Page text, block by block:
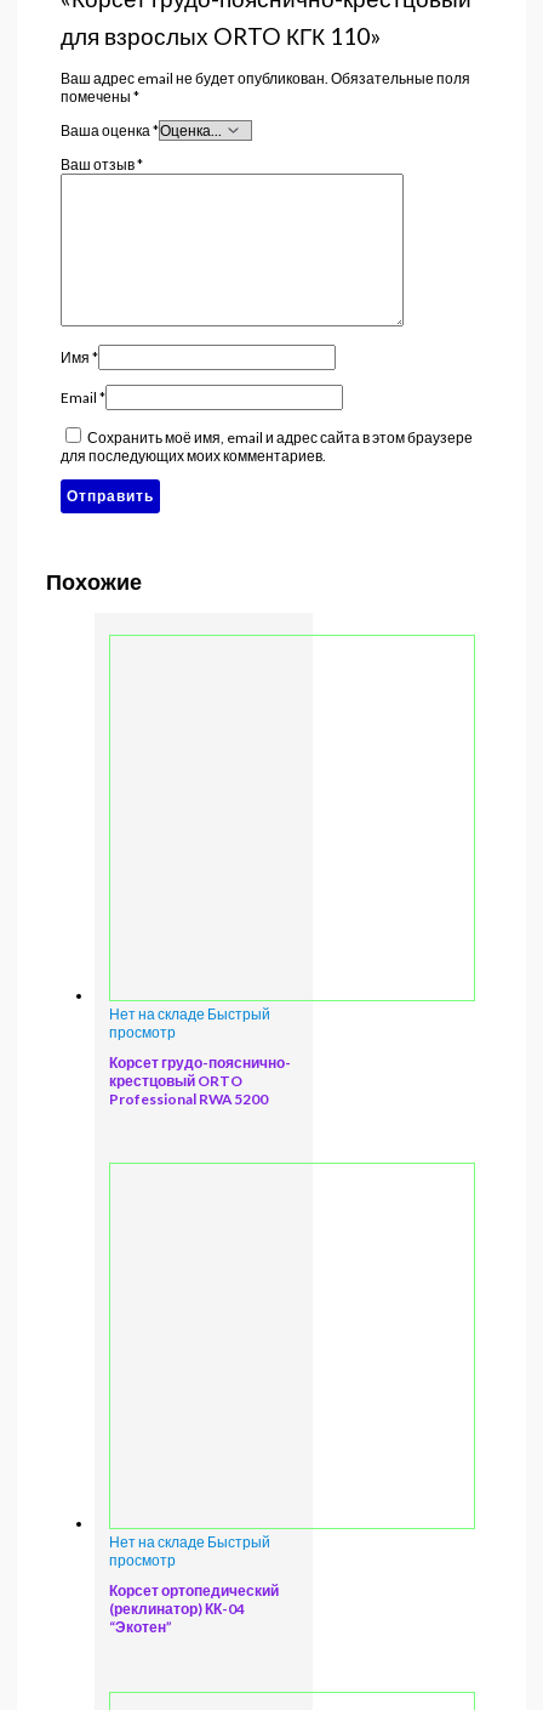
для взрослых ORTO КГК 110»
Ваш адрес email не будет опубликован. Обязательные поля
помечены *
Ваша оценка*
Ваш отзыв*
Имя *
Email *
Сохранить моё имя, email и адрес сайта в этом браузере
для последующих моих комментариев.
Похожие
Нет на складе Быстрый
просмотр
Корсет грудо-пояснично-
крестцовый ORTO
Professional RWA 5200
Нет на складе Быстрый
просмотр
Корсет ортопедический
(реклинатор) КК-04
“Экотен”